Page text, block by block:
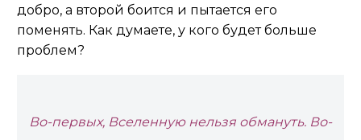
добро, а второй боится и пытается его
поменять. Как думаете, у кого будет больше
проблем?
Во-первых, Вселенную нельзя обмануть. Во-